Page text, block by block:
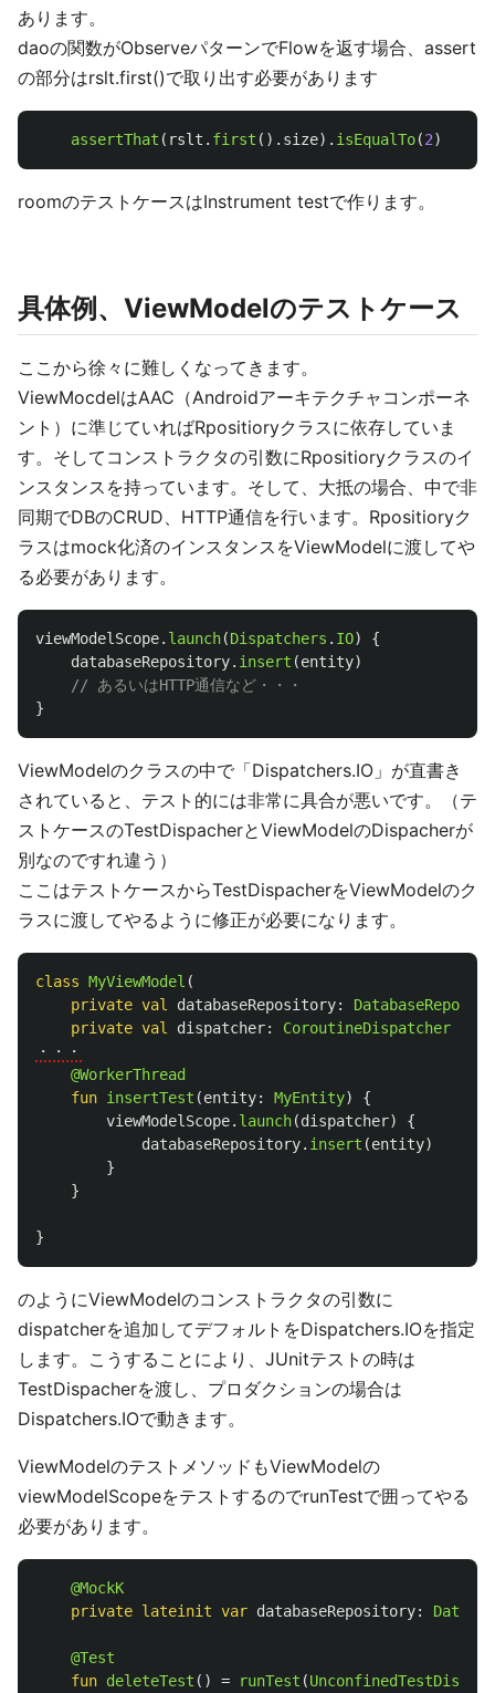
あります。
daoの関数がObserveパターンでFlowを返す場合、assert
の部分はrslt.first()で取り出す必要があります
assertThat ( rslt . first (). size). isEqualTo(2)
roomのテストケースはInstrument testで作ります。
具体例、ViewModelのテストケース
ここから徐々に難しくなってきます。
ViewMocdelはAAC（Androidアーキテクチャコンポーネ
ント）に準じていればRpositioryクラスに依存していま
す。そしてコンストラクタの引数にRpositioryクラスのイ
ンスタンスを持っています。そして、大抵の場合、中で非
同期でDBのCRUD、HTTP通信を行います。Rpositioryク
ラスはmock化済のインスタンスをViewModelに渡してや
る必要があります。
viewModelScope. launch(Dispatchers . IO)
{
databaseRepository. insert (entity)
// あるいはHTTP通信など・・・
}
ViewModelのクラスの中で「Dispatchers.IO」が直書き
されていると、テスト的には非常に具合が悪いです。（テ
ストケースのTestDispacherとViewModelのDispacherが
別なのですれ違う）
ここはテストケースからTestDispacherをViewModelのク
ラスに渡してやるように修正が必要になります。
class MyViewModel (
private val databaseRepository:
private val dispatcher: CoroutineDispatcher
・・・
@WorkerThread
fun insertTest (entity: MyEntity)
{
viewModelScope. launch(dispatcher)
{
databaseRepository. insert (entity)
}
}
}
のようにViewModelのコンストラクタの引数に
dispatcherを追加してデフォルトをDispatchers.IOを指定
します。こうすることにより、JUnitテストの時は
TestDispacherを渡し、プロダクションの場合は
Dispatchers.IOで動きます。
ViewModelのテストメソッドもViewModelの
viewModelScopeをテストするのでrunTestで囲ってやる
必要があります。
@MockK
private lateinit var databaseRepository:
@Test
fun deleteTest () = runTest (